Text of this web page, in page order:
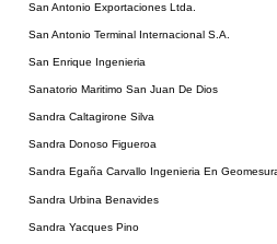
San Antonio Exportaciones Ltda.
San Antonio Terminal Internacional S.A.
San Enrique Ingenieria
Sanatorio Maritimo San Juan De Dios
Sandra Caltagirone Silva
Sandra Donoso Figueroa
Sandra Egaña Carvallo Ingenieria En
Sandra Urbina Benavides
Sandra Yacques Pino